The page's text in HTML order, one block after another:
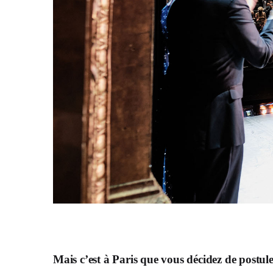
Mais c’est à Paris que vous décidez de